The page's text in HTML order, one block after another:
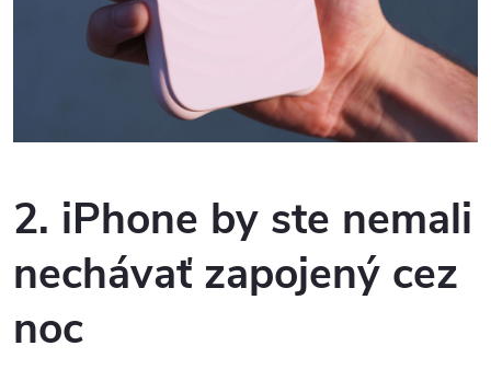
2. iPhone by ste nemali
nechávať zapojený cez
noc